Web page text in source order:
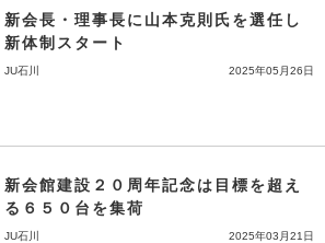
新会長・理事長に山本克則氏を選任し
新体制スタート
JU石川 2025年05月26日
新会館建設２０周年記念は目標を超え
る６５０台を集荷
JU石川 2025年03月21日